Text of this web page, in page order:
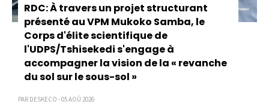
RDC: À travers un projet structurant
présenté au VPM Mukoko Samba, le
Corps d'élite scientifique de
l'UDPS/Tshisekedi s'engage à
accompagner la vision de la « revanche
du sol sur le sous-sol »
PAR DESKECO - 05 AOÛ 2026